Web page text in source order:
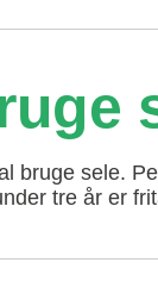
bruge sele.
tre år er